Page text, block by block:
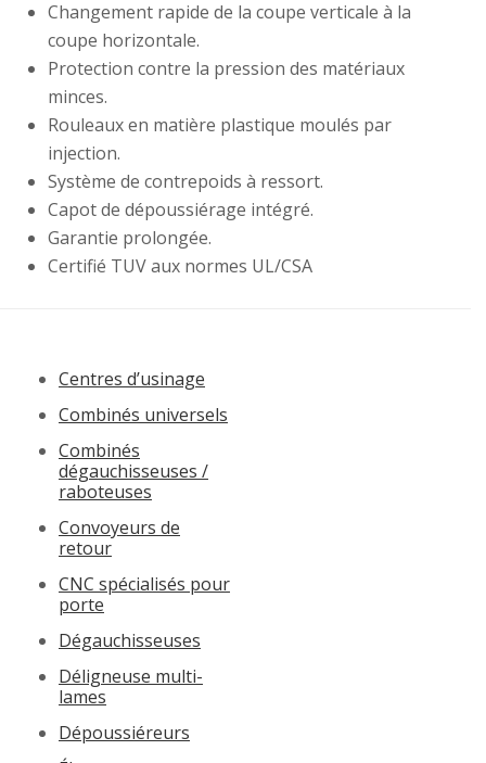
Changement rapide de la coupe verticale à la
coupe horizontale.
Protection contre la pression des matériaux
minces.
Rouleaux en matière plastique moulés par
injection.
Système de contrepoids à ressort.
Capot de dépoussiérage intégré.
Garantie prolongée.
Certifié TUV aux normes UL/CSA
Centres d’usinage
Combinés universels
Combinés
dégauchisseuses /
raboteuses
Convoyeurs de
retour
CNC spécialisés pour
porte
Dégauchisseuses
Déligneuse multi-
lames
Dépoussiéreurs